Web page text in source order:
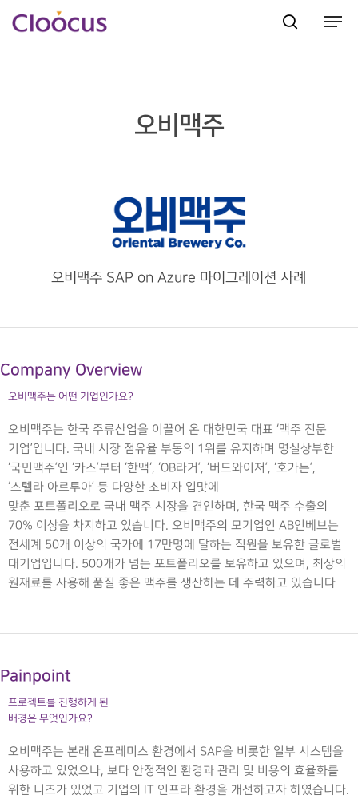
오비맥주
오비맥주 SAP on Azure 마이그레이션 사례
Company Overview
오비맥주는 어떤 기업인가요?
오비맥주는 한국 주류산업을 이끌어 온 대한민국 대표 ‘맥주 전문
기업’입니다. 국내 시장 점유율 부동의 1위를 유지하며 명실상부한
‘국민맥주’인 ‘카스’부터 ‘한맥‘, ‘OB라거’, ‘버드와이저’, ‘호가든’,
‘스텔라 아르투아’ 등 다양한 소비자 입맛에
맞춘 포트폴리오로 국내 맥주 시장을 견인하며, 한국 맥주 수출의
70% 이상을 차지하고 있습니다. 오비맥주의 모기업인 AB인베브는
전세계 50개 이상의 국가에 17만명에 달하는 직원을 보유한 글로벌
대기업입니다. 500개가 넘는 포트폴리오를 보유하고 있으며, 최상의
원재료를 사용해 품질 좋은 맥주를 생산하는 데 주력하고 있습니다
Painpoint
프로젝트를 진행하게 된
배경은 무엇인가요?
오비맥주는 본래 온프레미스 환경에서 SAP을 비롯한 일부 시스템을
사용하고 있었으나, 보다 안정적인 환경과 관리 및 비용의 효율화를
위한 니즈가 있었고 기업의 IT 인프라 환경을 개선하고자 하였습니다.